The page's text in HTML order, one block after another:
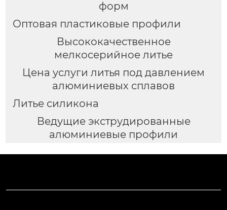
форм
Оптовая пластиковые профили
Высококачественное
мелкосерийное литье
Цена услуги литья под давлением
алюминиевых сплавов
Литье силикона
Ведущие экструдированные
алюминиевые профили